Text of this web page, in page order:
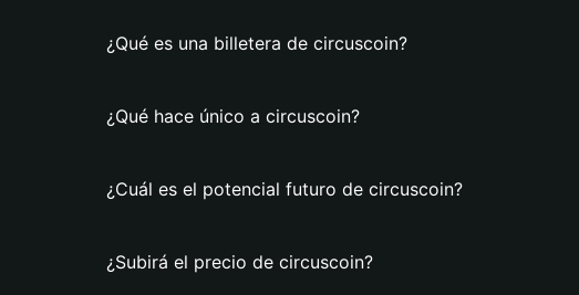
¿Qué es una billetera de circuscoin?
¿Qué hace único a circuscoin?
¿Cuál es el potencial futuro de circuscoin?
¿Subirá el precio de circuscoin?